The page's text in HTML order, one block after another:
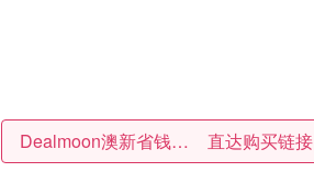
Dealmoon澳新省钱快报 直达购买链接